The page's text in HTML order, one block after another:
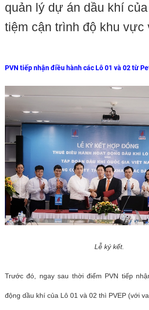
quản lý dự án dầu khí
tiệm cận trình độ khu vực
PVN tiếp nhận điều hành các Lô 01 và 02 từ
Lễ ký kết.
Trước đó, ngay sau thời điểm PVN tiếp
động dầu khí của Lô 01 và 02 thì PVEP (với